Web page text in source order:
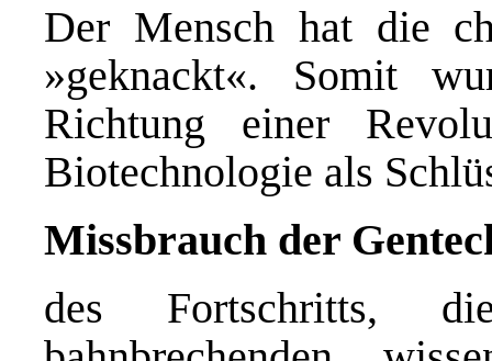
Der Mensch hat die
»geknackt«. Somit
Richtung einer
Biotechnologie als
Missbrauch der
des Fortschritts,